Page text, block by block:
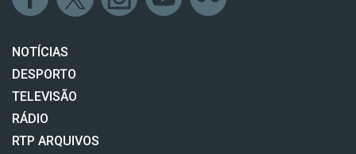
NOTÍCIAS
DESPORTO
TELEVISÃO
RÁDIO
RTP ARQUIVOS